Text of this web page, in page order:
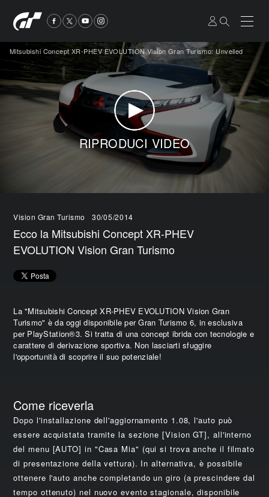
Mitsubishi Concept XR-PHEV EVOLUTION Vision Gran Turismo: Unveiled
RIPRODUCI VIDEO
Vision Gran Turismo 30/05/2014
Ecco la Mitsubishi Concept XR-PHEV
EVOLUTION Vision Gran Turismo
La "Mitsubishi Concept XR-PHEV EVOLUTION Vision Gran
Turismo" è da oggi disponibile per Gran Turismo 6, in esclusiva
per PlayStation®3. Si tratta di una concept ibrida con tecnologie e
carattere di derivazione sportiva. Non lasciarti sfuggire
l'opportunità di scoprire il suo potenziale!
Come riceverla
Dopo l'installazione dell'aggiornamento 1.08, l'auto può
essere acquistata tramite la sezione [Vision GT], all'interno
del menu [AUTO] in "Casa Mia" (qui si trova anche il filmato
di presentazione della vettura). In alternativa, è possibile
ottenere l'auto anche completando un giro (a prescindere dal
tempo ottenuto) nel nuovo evento stagionale, disponibile